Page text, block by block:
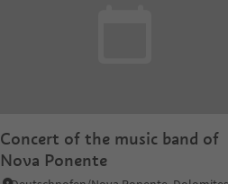
Concert of the music band of
Nova Ponente